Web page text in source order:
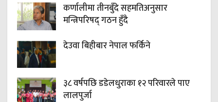
कर्णालीमा तीनबुँदे सहमतिअनुसार
मन्त्रिपरिषद् गठन हुँदै
देउवा बिहीबार नेपाल फर्किने
३८ वर्षपछि डडेलधुराका १२ परिवारले पाए
लालपुर्जा